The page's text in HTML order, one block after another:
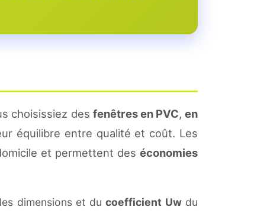
choisissiez des fenêtres en PVC,en
équilibre entre qualité et coût. Les
et permettent deséconomies
dimensions et ducoefficient Uwdu